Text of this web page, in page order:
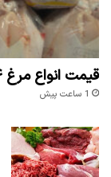
قیمت انواع مرغ ۱۴ مرداد ۱۴۰۵
1 ساعت پیش